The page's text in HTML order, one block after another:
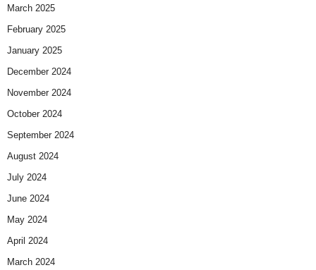
March 2025
February 2025
January 2025
December 2024
November 2024
October 2024
September 2024
August 2024
July 2024
June 2024
May 2024
April 2024
March 2024